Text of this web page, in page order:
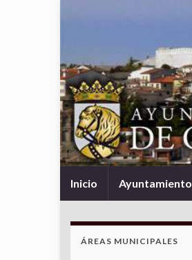
Inicio Ayuntamiento
ÁREAS MUNICIPALES